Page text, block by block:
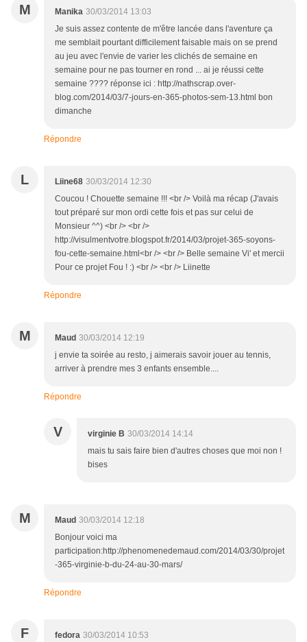
M Manika 30/03/2014 13:03
Je suis assez contente de m'être lancée dans l'aventure ça
me semblait pourtant difficilement faisable mais on se prend
au jeu avec l'envie de varier les clichés de semaine en
semaine pour ne pas tourner en rond ... ai je réussi cette
semaine ???? réponse ici : http://nathscrap.over-
blog.com/2014/03/7-jours-en-365-photos-sem-13.html bon
dimanche
Répondre
L Liine68 30/03/2014 12:30
Coucou ! Chouette semaine !!! <br /> Voilà ma récap (J'avais
tout préparé sur mon ordi cette fois et pas sur celui de
Monsieur ^^) <br /> <br />
http://visulmentvotre.blogspot.fr/2014/03/projet-365-soyons-
fou-cette-semaine.html<br /> <br /> Belle semaine Vi' et mercii
Pour ce projet Fou ! :) <br /> <br /> Liinette
Répondre
M Maud 30/03/2014 12:19
j envie ta soirée au resto, j aimerais savoir jouer au tennis,
arriver à prendre mes 3 enfants ensemble....
Répondre
V virginie B 30/03/2014 14:14
mais tu sais faire bien d'autres choses que moi non !
bises
M Maud 30/03/2014 12:18
Bonjour voici ma
participation:http://phenomenedemaud.com/2014/03/30/projet
-365-virginie-b-du-24-au-30-mars/
Répondre
F fedora 30/03/2014 10:53